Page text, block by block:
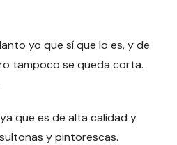
yo que sí que lo es, y de
tampoco se queda corta.
que es de alta calidad y
y pintorescas.